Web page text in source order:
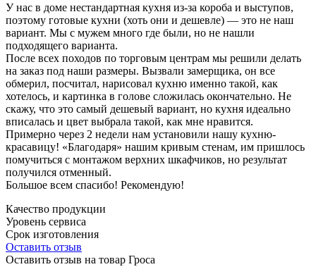
У нас в доме нестандартная кухня из-за короба и выступов,
поэтому готовые кухни (хоть они и дешевле) — это не наш
вариант. Мы с мужем много где были, но не нашли
подходящего варианта.
После всех походов по торговым центрам мы решили делать
на заказ под наши размеры. Вызвали замерщика, он все
обмерил, посчитал, нарисовал кухню именно такой, как
хотелось, и картинка в голове сложилась окончательно. Не
скажу, что это самый дешевый вариант, но кухня идеально
вписалась и цвет выбрала такой, как мне нравится.
Примерно через 2 недели нам установили нашу кухню-
красавицу! «Благодаря» нашим кривым стенам, им пришлось
помучиться с монтажом верхних шкафчиков, но результат
получился отменный.
Большое всем спасибо! Рекомендую!
Качество продукции
Уровень сервиса
Срок изготовления
Оставить отзыв
Оставить отзыв на товар Гроса